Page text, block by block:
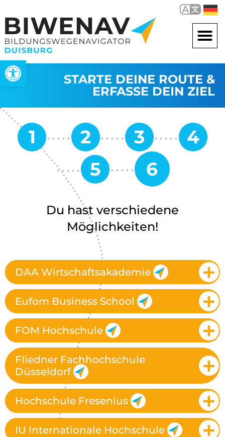
Werkzeugleiste öffnen
STARTE DEINE ROUTE &
ERFASSE DEIN ZIEL
Du hast verschiedene
Möglichkeiten!
DAA Wirtschaftsakademie
Eufom Business School
FOM Hochschule
Fliedner Fachhochschule
Düsseldorf
Hochschule Fresenius
IU Internationale Hochschule